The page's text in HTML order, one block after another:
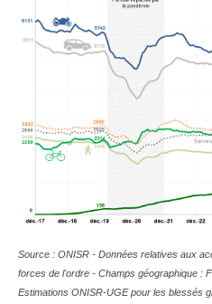
Source : ONISR - Données relatives aux
forces de l'ordre - Champs géographique :
Estimations ONISR-UGE pour les blessés